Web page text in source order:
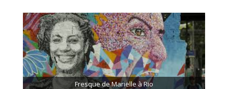
Fresque de Marielle à Rio